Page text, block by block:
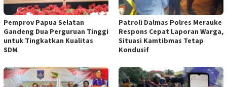
Pemprov Papua Selatan
Gandeng Dua Perguruan Tinggi
untuk Tingkatkan Kualitas
SDM
Patroli Dalmas Polres Merauke
Respons Cepat Laporan Warga,
Situasi Kamtibmas Tetap
Kondusif